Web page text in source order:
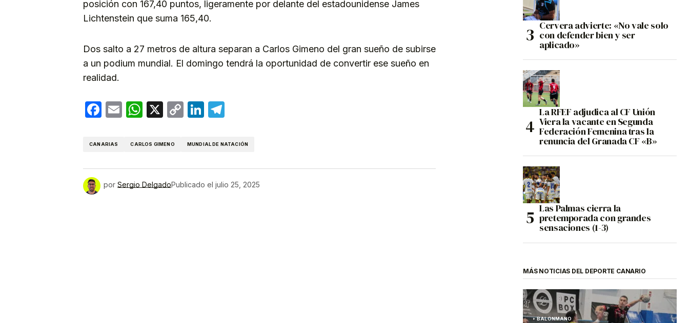
posición con 167,40 puntos, ligeramente por delante del estadounidense James
Lichtenstein que suma 165,40.
Dos salto a 27 metros de altura separan a Carlos Gimeno del gran sueño de subirse
a un podium mundial. El domingo tendrá la oportunidad de convertir ese sueño en
realidad.
Facebook
EmailWhatsApp
X
CopyLinkedIn
CANARIAS CARLOS GIMENO MUNDIAL DE NATACIÓN
por Sergio DelgadoPublicado el julio 25, 2025
Cervera advierte: «No vale solo
con defender bien y ser
aplicado»
La RFEF adjudica al CF Unión
Viera la vacante en Segunda
Federación Femenina tras la
renuncia del Granada CF «B»
Las Palmas cierra la
pretemporada con grandes
sensaciones (1-3)
MÁS NOTICIAS DEL DEPORTE CANARIO
BALONMANO